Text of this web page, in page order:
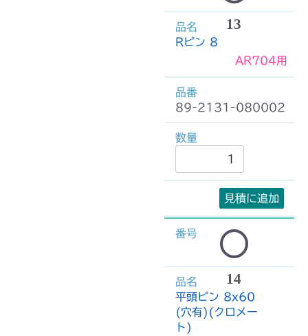
13
Rピン 8
AR704用
89-2131-080002
見積に追加
14
平頭ピン 8x60
(穴有)(クロメー
ト)